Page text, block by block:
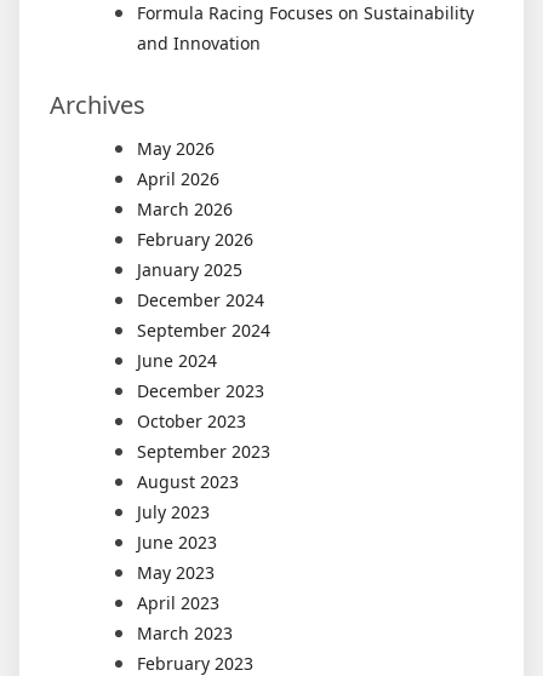
Formula Racing Focuses on Sustainability
and Innovation
Archives
May 2026
April 2026
March 2026
February 2026
January 2025
December 2024
September 2024
June 2024
December 2023
October 2023
September 2023
August 2023
July 2023
June 2023
May 2023
April 2023
March 2023
February 2023